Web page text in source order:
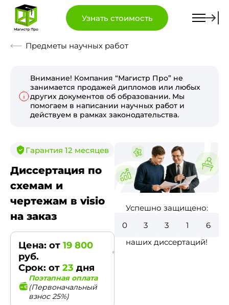
Узнать стоимость
Предметы научных работ
Внимание! Компания “Магистр Про” не
занимается продажей дипломов или любых
других документов об образовании. Мы
помогаем в написании научных работ и
действуем в рамках законодательства.
Гарантия 12 месяцев
Диссертация по
схемам и
чертежам в visio
на заказ
Цена: от 19 800
руб.
Срок: от 23 дня
Поэтапная оплата
(Первоначальный
взнос 25%)
Успешно защищено:
0
8
7
3
0
наших диссертаций!